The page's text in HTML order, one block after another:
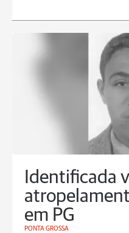
Identificada
em PG
PONTA GROSSA